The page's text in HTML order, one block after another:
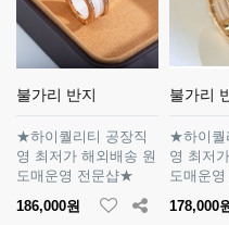
불가리 반지
★하이퀄리티 공장직
영 최저가 해외배송 원
도매운영 전문샵★
186,000원
불가리
★하이퀄
영 최저
도매운
178,000